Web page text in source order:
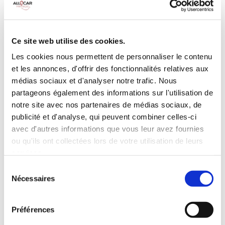
Ce site web utilise des cookies.
Les cookies nous permettent de personnaliser le contenu
et les annonces, d'offrir des fonctionnalités relatives aux
médias sociaux et d'analyser notre trafic. Nous
partageons également des informations sur l'utilisation de
notre site avec nos partenaires de médias sociaux, de
publicité et d'analyse, qui peuvent combiner celles-ci
avec d'autres informations que vous leur avez fournies
ou qu'ils ont collectées lors de votre utilisation de leurs
Nécessaires
Préférences
Galerie de toit Habillage Bois
Camera de recul
Cloison de
INCLUS À LA LOCATION
Killométrage illimité
Assurance tous risques (hors franchise)
Carburant : plein à rendre plein
CONDITIONS DE LOCATION
Age minimum :20 ans